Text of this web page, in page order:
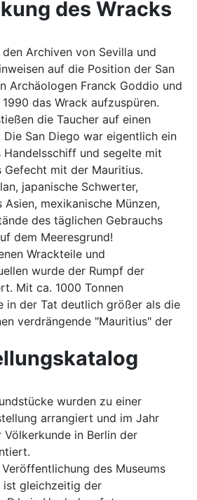
des Wracks
Archiven von Sevilla und
auf die Position der San
Archäologen Franck Goddio und
das Wrack aufzuspüren.
die Taucher auf einen
Die San Diego war eigentlich ein
und segelte mit
Gefecht mit der Mauritius.
japanische Schwerter,
mexikanische Münzen,
des täglichen Gebrauchs
dem Meeresgrund!
Wrackteile und
wurde der Rumpf der
Mit ca. 1000 Tonnen
in der Tat deutlich größer als die
verdrängende "Mauritius" der
wurden zu einer
arrangiert und im Jahr
Völkerkunde in Berlin der
des Museums
ist gleichzeitig der